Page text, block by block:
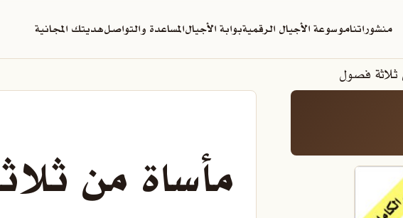
منشوراتناموسوعة الأجيال الرقميةبوابة الأجيالالمساعدة والتواصلهديتك المجانية
فصول
مأساة من